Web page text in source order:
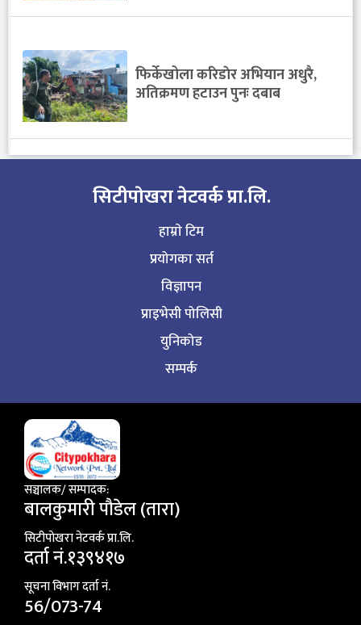
फिर्केखोला करिडाेर अभियान अधुरै,
अतिक्रमण हटाउन पुनः दबाब
सिटीपाेखरा नेटवर्क प्रा.लि.
हाम्राे टिम
प्रयोगका सर्त
विज्ञापन
प्राइभेसी पोलिसी
युनिकोड
सम्पर्क
सञ्चालक/ सम्पादक:
बालकुमारी पाैडेल (तारा)
सिटीपाेखरा नेटवर्क प्रा.लि.
दर्ता नं.१३९४१७
सूचना विभाग दर्ता नं.
56/073-74